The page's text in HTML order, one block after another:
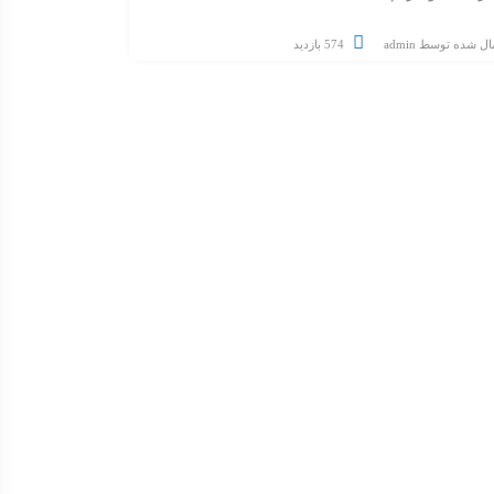
شده توسط admin